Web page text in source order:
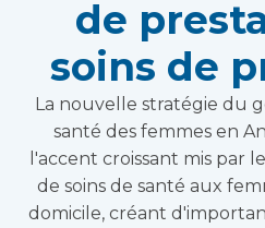
de
soins de
La nouvelle stratégie du
santé des femmes en
l'accent croissant mis par
de soins de santé aux
domicile, créant